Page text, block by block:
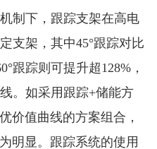
制下，跟踪支架在高电
支架，其中45°跟踪对比
跟踪则可提升超128%，
。如采用跟踪+储能方
价值曲线的方案组合，
明显。跟踪系统的使用